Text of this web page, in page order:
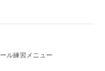
ル練習メニュー